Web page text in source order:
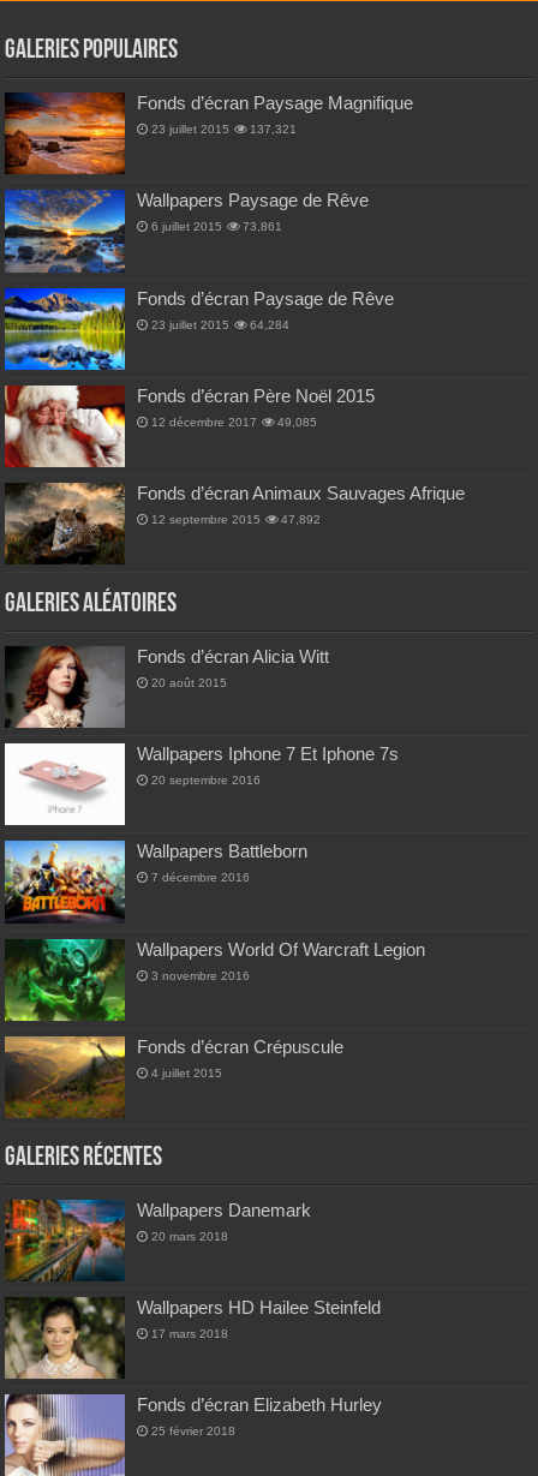
Galeries Populaires
Fonds d’écran Paysage Magnifique
23 juillet 2015 137,321
Wallpapers Paysage de Rêve
6 juillet 2015 73,861
Fonds d’écran Paysage de Rêve
23 juillet 2015 64,284
Fonds d’écran Père Noël 2015
12 décembre 2017 49,085
Fonds d’écran Animaux Sauvages Afrique
12 septembre 2015 47,892
Galeries Aléatoires
Fonds d’écran Alicia Witt
20 août 2015
Wallpapers Iphone 7 Et Iphone 7s
20 septembre 2016
Wallpapers Battleborn
7 décembre 2016
Wallpapers World Of Warcraft Legion
3 novembre 2016
Fonds d’écran Crépuscule
4 juillet 2015
Galeries Récentes
Wallpapers Danemark
20 mars 2018
Wallpapers HD Hailee Steinfeld
17 mars 2018
Fonds d’écran Elizabeth Hurley
25 février 2018